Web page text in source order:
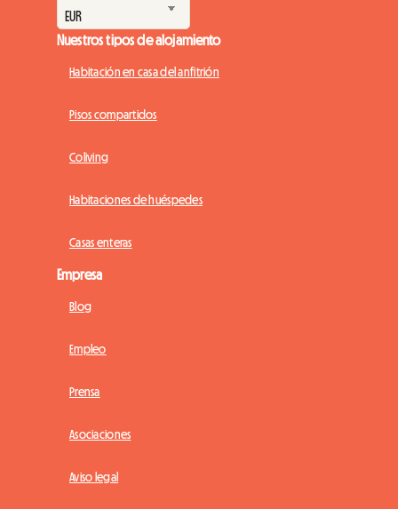
Nuestros tipos de alojamiento
Habitación en casa del anfitrión
Pisos compartidos
Coliving
Habitaciones de huéspedes
Casas enteras
Empresa
Blog
Empleo
Prensa
Asociaciones
Aviso legal